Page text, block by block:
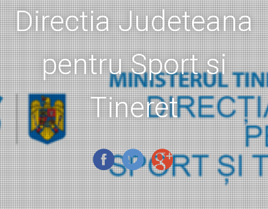
Directia Judeteana
pentru Sport si
Tineret